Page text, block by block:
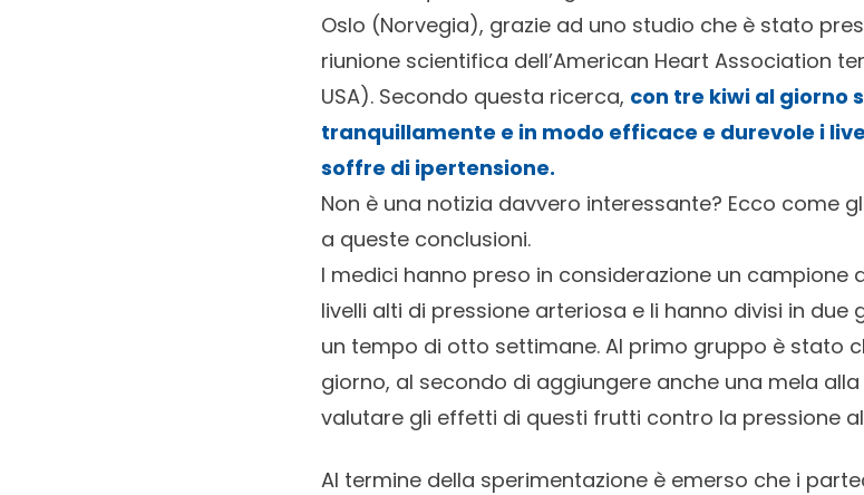
Oslo (Norvegia), grazie ad uno studio che è stato
riunione scientifica dell’American Heart Association
USA). Secondo questa ricerca, con tre kiwi al giorno
tranquillamente e in modo efficace e durevole i
soffre di ipertensione.
Non è una notizia davvero interessante? Ecco come
a queste conclusioni.
I medici hanno preso in considerazione un campione
livelli alti di pressione arteriosa e li hanno divisi in
un tempo di otto settimane. Al primo gruppo è stato
giorno, al secondo di aggiungere anche una mela
valutare gli effetti di questi frutti contro la pressione
Al termine della sperimentazione è emerso che i